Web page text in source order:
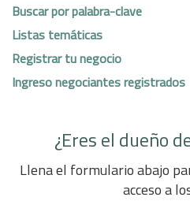
Buscar por palabra-clave
Listas temáticas
Registrar tu negocio
Ingreso negociantes registrados
¿Eres el dueño
Llena el formulario abajo
acceso a